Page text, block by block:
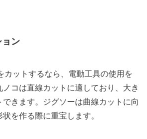
ョン
カットするなら、電動工具の使用を
コは直線カットに適しており、大き
きます。ジグソーは曲線カットに向
を作る際に重宝します。